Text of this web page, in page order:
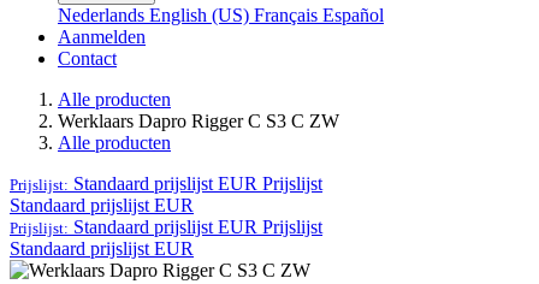
Nederlands English (US) Français Español
Aanmelden
Contact
Alle producten
Werklaars Dapro Rigger C S3 C ZW
Alle producten
Prijslijst: Standaard prijslijst EUR Prijslijst
Standaard prijslijst EUR
Prijslijst: Standaard prijslijst EUR Prijslijst
Standaard prijslijst EUR